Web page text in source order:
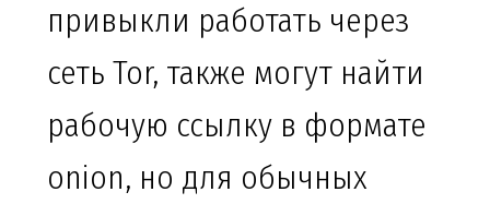
привыкли работать через
сеть Tor, также могут найти
рабочую ссылку в формате
onion, но для обычных